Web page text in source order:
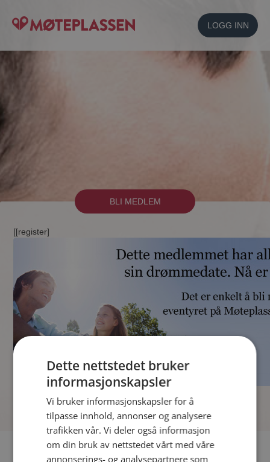
LOGG INN
BLI MEDLEM
[[register]
Fler single
Dette nettstedet bruker
informasjonskapsler
Vi bruker informasjonskapsler for å
tilpasse innhold, annonser og analysere
trafikken vår. Vi deler også informasjon
om din bruk av nettstedet vårt med våre
annonserings- og analysepartnere som